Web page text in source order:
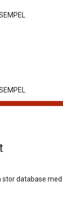
stor database